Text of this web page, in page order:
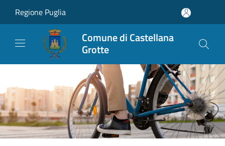
Regione Puglia
Comune di Castellana
Grotte